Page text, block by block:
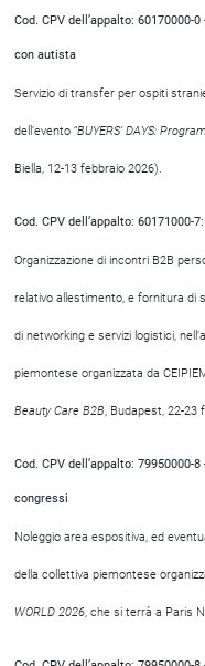
Cod. CPV dell’appalto:
con autista
Servizio di transfer per ospiti
dell’evento “BUYERS’ DAYS:
Biella, 12-13 febbraio 2026).
Cod. CPV dell’appalto:
Organizzazione di incontri B2B
relativo allestimento, e fornitura di
di networking e servizi logistici,
piemontese organizzata da
Beauty Care B2B, Budapest, 22-23
Cod. CPV dell’appalto: 79950000-
congressi
Noleggio area espositiva, ed
della collettiva piemontese
WORLD 2026, che si terrà a Paris